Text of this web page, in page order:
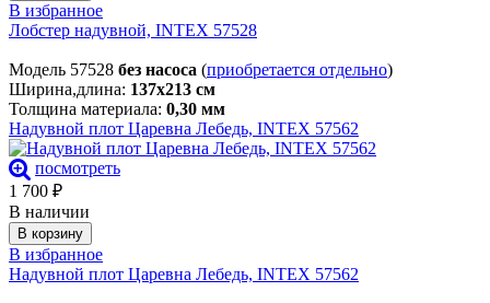
В избранное
Лобстер надувной, INTEX 57528
Модель 57528 без насоса (приобретается отдельно)
Ширина,длина: 137х213 см
Толщина материала: 0,30 мм
Надувной плот Царевна Лебедь, INTEX 57562
посмотреть
1 700 ₽
В наличии
В корзину
В избранное
Надувной плот Царевна Лебедь, INTEX 57562